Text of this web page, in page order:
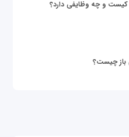
کیست و چه وظایفی دارد؟
باز چیست؟